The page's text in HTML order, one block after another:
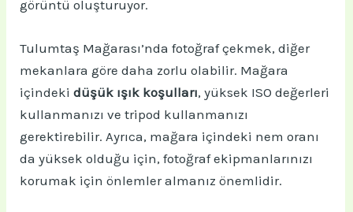
görüntü oluşturuyor.
Tulumtaş Mağarası’nda fotoğraf çekmek, diğer
mekanlara göre daha zorlu olabilir. Mağara
içindekidüşük ışık koşulları, yüksek ISO değerleri
kullanmanızı ve tripod kullanmanızı
gerektirebilir. Ayrıca, mağara içindeki nem oranı
da yüksek olduğu için, fotoğraf ekipmanlarınızı
korumak için önlemler almanız önemlidir.